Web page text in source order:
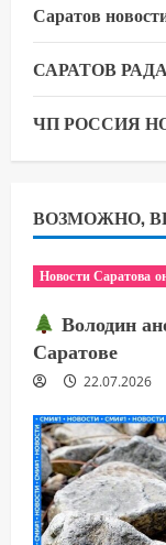
Саратов
САРАТОВ
ЧП РОССИЯ
ВОЗМОЖНО,
Новости Саратова
Володин
Саратове
22.07.2026